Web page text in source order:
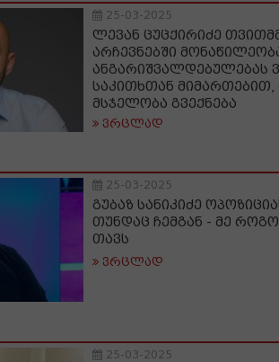
25-03-2025
ლევან ცუცქირიძე
არჩევნებში
ანგარიშვალდებულებას
საკითხთან მიმართებით,
მსჯელობა გვექნება
ვრცლად
25-03-2025
გუბაზ სანიკიძე
თუნდაც ჩემგან - მე
თავს
ვრცლად
25-03-2025